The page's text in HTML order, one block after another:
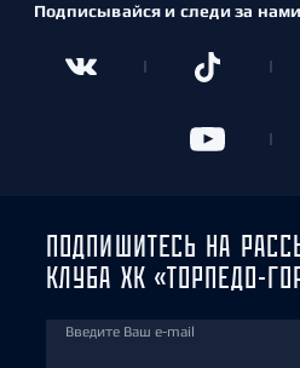
Подписывайся и следи за нами
ПОДПИШИТЕСЬ НА
КЛУБА ХК «ТОРПЕДО-
Введите Ваш e-mail